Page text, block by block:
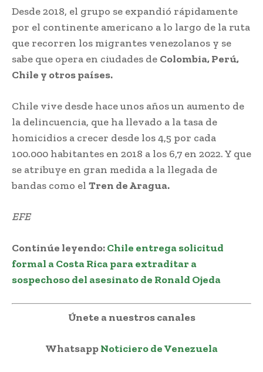
Desde 2018, el grupo se expandió rápidamente
por el continente americano a lo largo de la ruta
que recorren los migrantes venezolanos y se
sabe que opera en ciudades de Colombia, Perú,
Chile y otros países.
Chile vive desde hace unos años un aumento de
la delincuencia, que ha llevado a la tasa de
homicidios a crecer desde los 4,5 por cada
100.000 habitantes en 2018 a los 6,7 en 2022. Y que
se atribuye en gran medida a la llegada de
bandas como el Tren de Aragua.
EFE
Continúe leyendo:Chile entrega solicitud
formal a Costa Rica para extraditar a
sospechoso del asesinato de Ronald Ojeda
Únete a nuestros canales
WhatsappNoticiero de Venezuela